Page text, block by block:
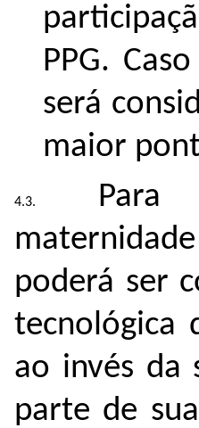
PPG.
será
maior
Para
poderá ser
tecnológica
ao invés da
parte de